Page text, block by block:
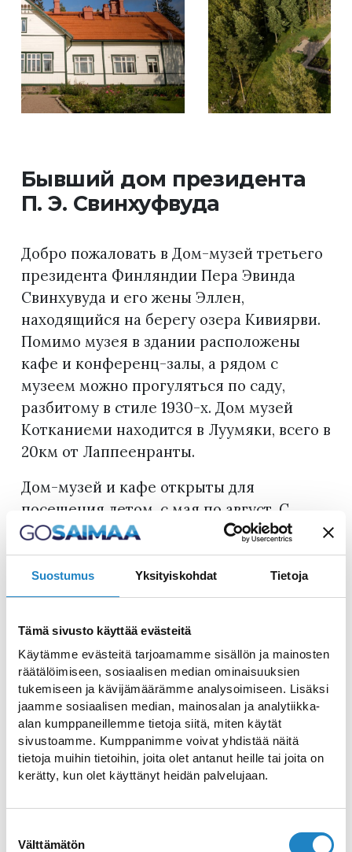
Suostumus Yksityiskohdat Tietoja
Tämä sivusto käyttää evästeitä
Käytämme evästeitä tarjoamamme sisällön ja mainosten
räätälöimiseen, sosiaalisen median ominaisuuksien
tukemiseen ja kävijämäärämme analysoimiseen. Lisäksi
jaamme sosiaalisen median, mainosalan ja analytiikka-
alan kumppaneillemme tietoja siitä, miten käytät
sivustoamme. Kumppanimme voivat yhdistää näitä
tietoja muihin tietoihin, joita olet antanut heille tai joita on
kerätty, kun olet käyttänyt heidän palvelujaan.
valinta
Välttämätön
Бывший дом президента
П. Э. Свинхуфвуда
Добро пожаловать в Дом-музей третьего
президента Финляндии Пера Эвинда
Свинхувуда и его жены Эллен,
находящийся на берегу озера Кивиярви.
Помимо музея в здании расположены
кафе и конференц-залы, а рядом с
музеем можно прогуляться по саду,
разбитому в стиле 1930-х. Дом музей
Котканиеми находится в Луумяки, всего в
20км от Лаппеенранты.
Дом-музей и кафе открыты для
посещения летом, с мая по август. С
сентября по апрель музей открыт только
по особым случаям или по
предварительной договоренности.
Котканиеми - это Дом-музей президента
Финляндии Пера Э. Свинвухуда и его
жены Эллен, экспозиции которого
рассказывают об истории независимости
Финляндии и образе жизни в
Котканиеми в начале прошлого века. В
комнатах дома сохранен дизайн того
мебель и предметы быта того времени.